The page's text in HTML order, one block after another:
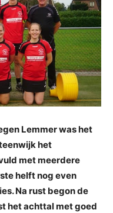
Lemmer was het
het
met meerdere
helft nog even
Na rust begon de
het achttal met goed